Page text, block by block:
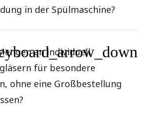
in der Spülmaschine?
an individuell
für besondere
ohne eine Großbestellung